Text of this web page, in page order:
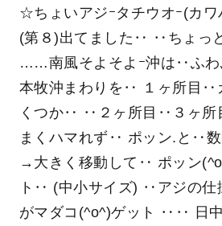
☆ちょいアジｰタチウオｰ(カ
(第８)出てました‥ ‥ちょっ
……南風そよそよｰ沖は‥ふ
本牧沖まわりを‥ １ヶ所目‥
くつか‥ ‥２ヶ所目‥３ヶ
まくハマれず‥ ポッン.と‥
→大きく移動して‥ ポッン
ト‥ (中小サイズ) ‥アジの
がマダコ(^o^)ゲット ‥‥ 日